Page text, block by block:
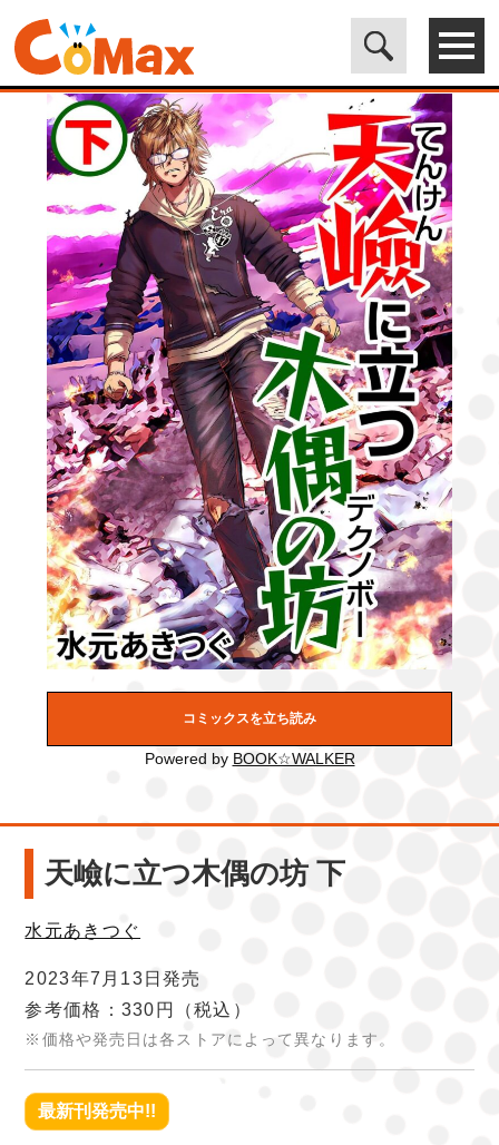
電子書籍マンガ CoMax(コマックス)公式サイト - 株式会社ICE>
ORIGINAL> 天嶮に立つ木偶の坊 下
コミックスを立ち読み
Powered by BOOK☆WALKER
天嶮に立つ木偶の坊 下
水元あきつぐ
2023年7月13日発売
参考価格：330円
（税込）
※価格や発売日は各ストアによって異なります。
最新刊発売中!!